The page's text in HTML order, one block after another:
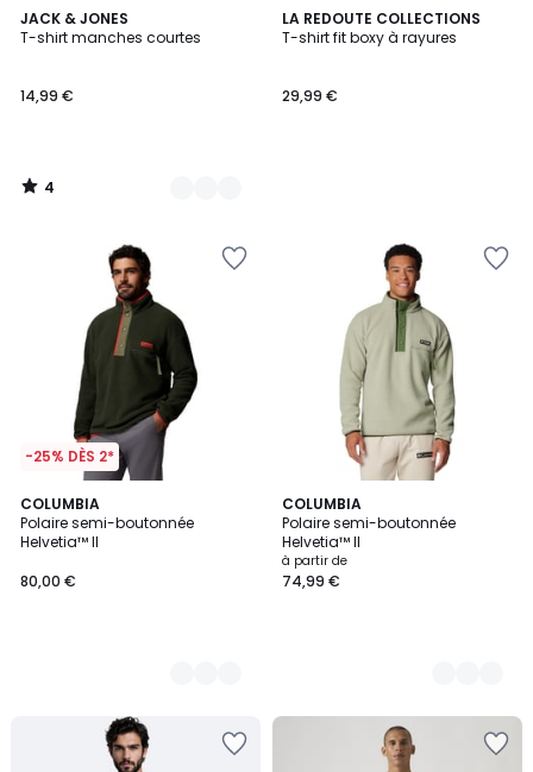
JACK & JONES
T-shirt manches courtes
14,99 €
4
/
4
Couleurs
4
/
LA REDOUTE COLLECTIONS
T-shirt fit boxy à rayures
29,99 €
-25% DÈS 2*
COLUMBIA
Polaire semi-boutonnée
Helvetia™ II
80,00 €
2
Couleurs
COLUMBIA
Polaire semi-boutonnée
Helvetia™ II
à partir de
74,99 €
4
Couleurs